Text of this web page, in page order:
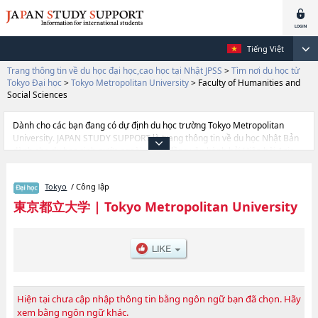
Tiếng Việt
Trang thông tin về du học đại học,cao học tại Nhật JPSS > Tìm nơi du học từ
Tokyo Đại học > Tokyo Metropolitan University> Faculty of Humanities and
Social Sciences
Dành cho các bạn đang có dự định du học trường Tokyo Metropolitan
University. JAPAN STUDY SUPPORT là trang thông tin về du học Nhật Bản
dành cho du học sinh nước ngoài, được đồng vận hành bởi Hiệp hội Asia
Faculty of Urban Environmental ScienceshoặcNgành Faculty of Systems
DesignhoặcNgành Faculty of LawhoặcNgành Faculty of Economics and
Business AdministrationhoặcNgành Faculty of SciencehoặcNgành Faculty
chi tiết về từng ngành học, nên nếu bạn đang tìm hiểu thông tin du học liên
quan tới Tokyo Metropolitan University thì hãy sử dụng trang web
Tokyo / Công lập
東京都立大学| Tokyo Metropolitan University
Hiện tại chưa cập nhập thông tin bằng ngôn ngữ bạn đã chọn. Hãy
xem bằng ngôn ngữ khác.